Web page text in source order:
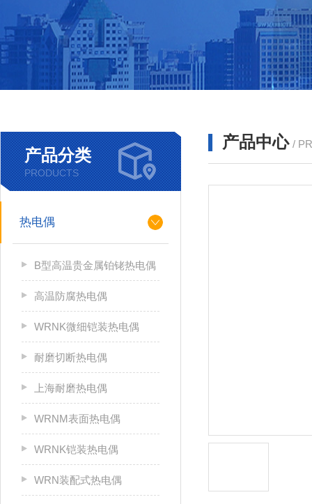
产品分类
PRODUCTS
热电偶
B型高温贵金属铂铑热电偶
高温防腐热电偶
WRNK微细铠装热电偶
耐磨切断热电偶
上海耐磨热电偶
WRNM表面热电偶
WRNK铠装热电偶
WRN装配式热电偶
产品中心 /